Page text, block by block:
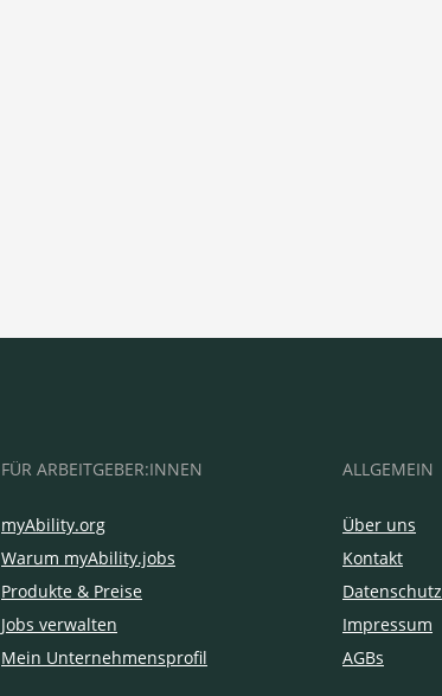
FÜR ARBEITGEBER:INNEN
myAbility.org
Warum myAbility.jobs
Produkte & Preise
Jobs verwalten
Mein Unternehmensprofil
ALLGEMEIN
Über uns
Kontakt
Datenschutz
Impressum
AGBs